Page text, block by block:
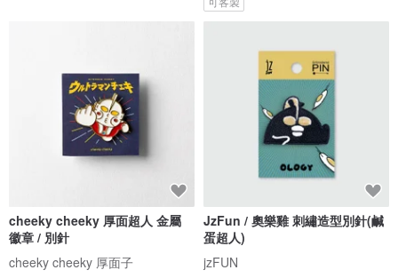
cheeky cheeky 厚面超人 金屬
徽章 / 別針
cheeky cheeky 厚面子
JzFun / 奧樂雞 刺繡造型別針(鹹
蛋超人)
jzFUN